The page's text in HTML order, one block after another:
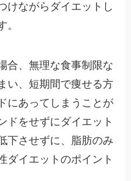
けながらダイエットし
。
合、無理な食事制限な
い、短期間で痩せる方
にあってしまうことが
ドをせずにダイエット
下させずに、脂肪のみ
ダイエットのポイント